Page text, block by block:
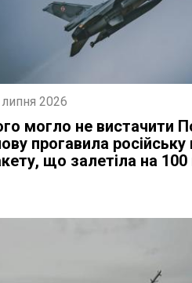
2026
могло не вистачити
прогавила російську
що залетіла на